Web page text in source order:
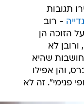
תגובות
- רוב
הזוכה הן
לא
שהיא
והן אפילו
פנימי". זה לא